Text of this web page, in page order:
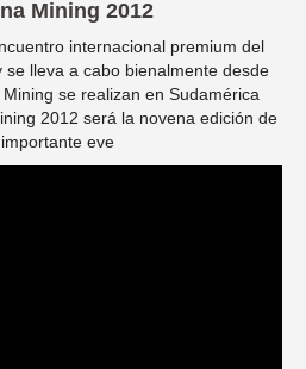
Mining 2012
internacional premium del
lleva a cabo bienalmente desde
se realizan en Sudamérica
2012 será la novena edición de
eve